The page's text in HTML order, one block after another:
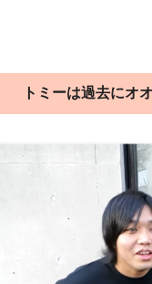
トミーは過去にオ